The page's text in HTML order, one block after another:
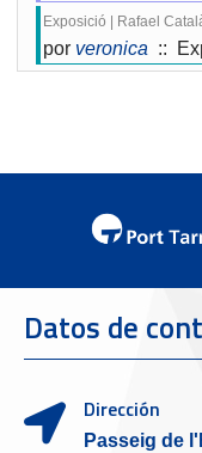
Exposició | Rafael
por veronica ::
Datos de
Dirección
Passeig de